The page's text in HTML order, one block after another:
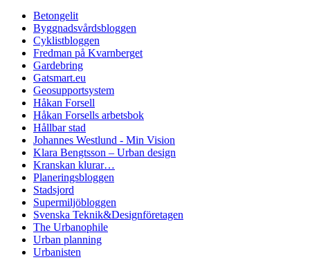
Betongelit
Byggnadsvårdsbloggen
Cyklistbloggen
Fredman på Kvarnberget
Gardebring
Gatsmart.eu
Geosupportsystem
Håkan Forsell
Håkan Forsells arbetsbok
Hållbar stad
Johannes Westlund - Min Vision
Klara Bengtsson – Urban design
Kranskan klurar…
Planeringsbloggen
Stadsjord
Supermiljöbloggen
Svenska Teknik&Designföretagen
The Urbanophile
Urban planning
Urbanisten